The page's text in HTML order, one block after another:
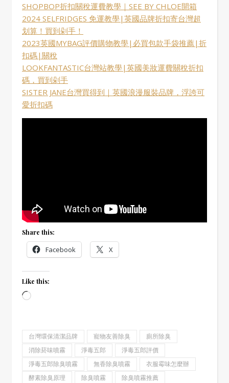
SHOPBOP折扣關稅運費教學｜SEE BY CHLOE開箱
2024 SELFRIDGES 免運教學|英國品牌折扣寄台灣超
划算！買到剁手！
2023英國MYBAG評價購物教學|必買包款手袋推薦|折
扣碼|關稅
LOOKFANTASTIC台灣站教學|英國美妝運費關稅折扣
碼，買到剁手
SISTER JANE台灣買得到｜英國浪漫服裝品牌，浮誇可
愛折扣碼
Share this:
Facebook X
Like this:
Loading…
台灣環保清潔品牌 寵物友善除臭
廁所除臭
消除菸味噴霧
淨毒五郎
淨毒五郎評價
淨毒五郎除臭噴霧
無香除臭噴霧
衣服霉味怎麼辦
酵素除臭原理
除臭噴霧 除臭噴霧推薦